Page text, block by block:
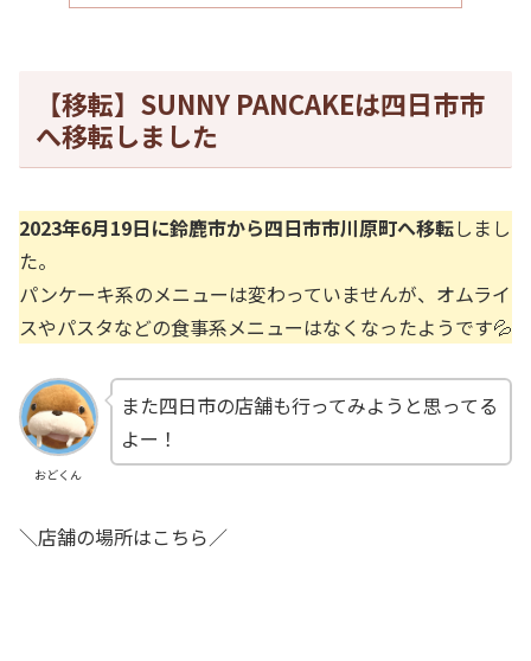
【移転】SUNNY PANCAKEは四日市市
へ移転しました
2023年6月19日に鈴鹿市から四日市市川原町へ移転しまし
た。
パンケーキ系のメニューは変わっていませんが、オムライ
スやパスタなどの食事系メニューはなくなったようです💦
おどくん
また四日市の店舗も行ってみようと思ってる
よー！
＼店舗の場所はこちら／